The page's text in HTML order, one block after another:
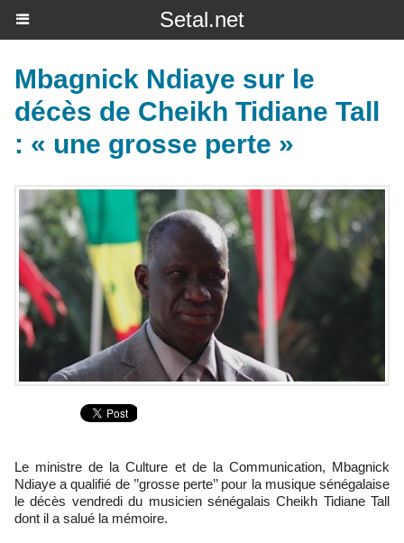
Setal.net
Mbagnick Ndiaye sur le
décès de Cheikh Tidiane Tall
: « une grosse perte »
Le ministre de la Culture et de la Communication, Mbagnick
Ndiaye a qualifié de ’’grosse perte’’ pour la musique sénégalaise
le décès vendredi du musicien sénégalais Cheikh Tidiane Tall
dont il a salué la mémoire.